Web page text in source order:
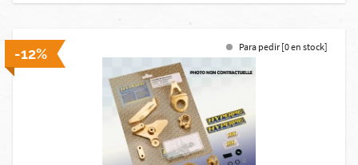
-12% Para pedir [0 en stock]